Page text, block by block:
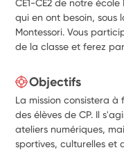
CE1-CE2 de notre
qui en ont besoin, sous
Montessori. Vous
de la classe et ferez
Objectifs
La mission consistera
des élèves de CP. Il
ateliers numériques,
sportives, culturelles et